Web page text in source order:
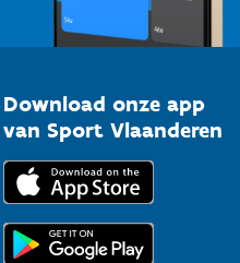
Download onze app
van Sport Vlaanderen